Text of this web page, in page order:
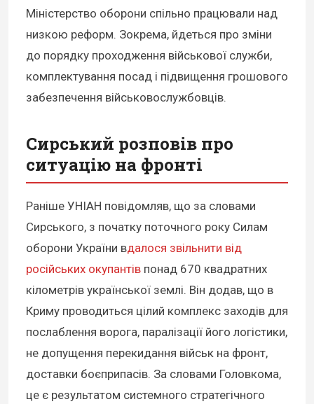
Міністерство оборони спільно працювали над
низкою реформ. Зокрема, йдеться про зміни
до порядку проходження військової служби,
комплектування посад і підвищення грошового
забезпечення військовослужбовців.
Сирський розповів про
ситуацію на фронті
Раніше УНІАН повідомляв, що за словами
Сирського, з початку поточного року Силам
оборони України вдалося звільнити від
російських окупантів понад 670 квадратних
кілометрів української землі. Він додав, що в
Криму проводиться цілий комплекс заходів для
послаблення ворога, паралізації його логістики,
не допущення перекидання військ на фронт,
доставки боєприпасів. За словами Головкома,
це є результатом системного стратегічного